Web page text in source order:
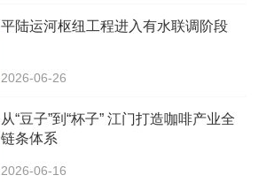
平陆运河枢纽工程进入有水联调阶段
2026-06-26
从“豆子”到“杯子” 江门打造咖啡产业全
链条体系
2026-06-16